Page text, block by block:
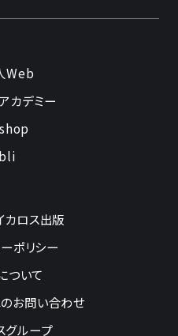
Web
カデミー
カロス出版
ポリシー
ついて
お問い合わせ
グループ